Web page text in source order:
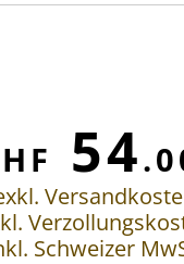
54
Schweizer